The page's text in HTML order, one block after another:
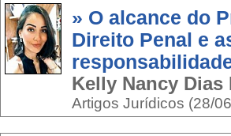
» O alcance do
Direito Penal e
Kelly Nancy Dias
Artigos Jurídicos (28/